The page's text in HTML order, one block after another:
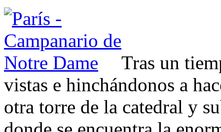
Tras un
vistas e hinchándonos a
otra torre de la catedral y